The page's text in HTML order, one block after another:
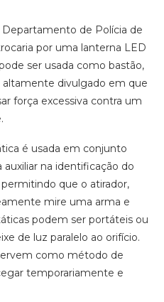
de Polícia de
por uma lanterna LED
ser usada como bastão,
divulgado em que
força excessiva contra um
é usada em conjunto
na identificação do
que o atirador,
mire uma arma e
podem ser portáteis ou
de luz paralelo ao orifício.
como método de
temporariamente e